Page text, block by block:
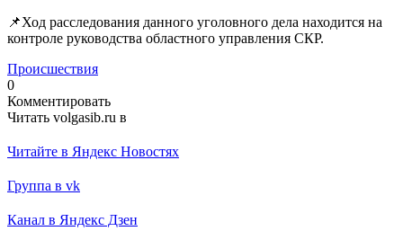
📌Ход расследования данного уголовного дела находится на
контроле руководства областного управления СКР.
Происшествия
0
Комментировать
Читать volgasib.ru в
Читайте в Яндекс Новостях
Группа в vk
Канал в Яндекс Дзен